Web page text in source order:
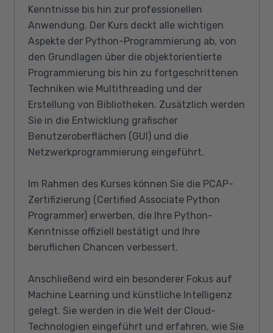
Kenntnisse bis hin zur professionellen
Anwendung. Der Kurs deckt alle wichtigen
Aspekte der Python-Programmierung ab, von
den Grundlagen über die objektorientierte
Programmierung bis hin zu fortgeschrittenen
Techniken wie Multithreading und der
Erstellung von Bibliotheken. Zusätzlich werden
Sie in die Entwicklung grafischer
Benutzeroberflächen (GUI) und die
Netzwerkprogrammierung eingeführt.
Im Rahmen des Kurses können Sie die PCAP-
Zertifizierung (Certified Associate Python
Programmer) erwerben, die Ihre Python-
Kenntnisse offiziell bestätigt und Ihre
beruflichen Chancen verbessert.
Anschließend wird ein besonderer Fokus auf
Machine Learning und künstliche Intelligenz
gelegt. Sie werden in die Welt der Cloud-
Technologien eingeführt und erfahren, wie Sie